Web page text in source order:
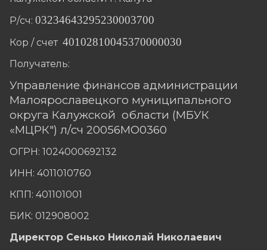
Р/сч: 03234643295230003700
Кор / счет 40102810045370000030
Получатель:
Управление финансов администрации
Малоярославецкого муниципального
округа Калужской области (МБУК
«МЦРК") л/сч 20056МО0360
ОГРН: 1024000692132
ИНН: 4011010760
КПП: 401101001
БИК: 012908002
Директор Сенько Николай Николаевич